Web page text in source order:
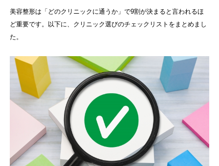
美容整形は「どのクリニックに通うか」で9割が決まると言われるほ
ど重要です。以下に、クリニック選びのチェックリストをまとめまし
た。